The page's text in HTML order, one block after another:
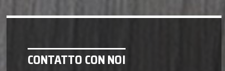
CONTATTO CON NOI